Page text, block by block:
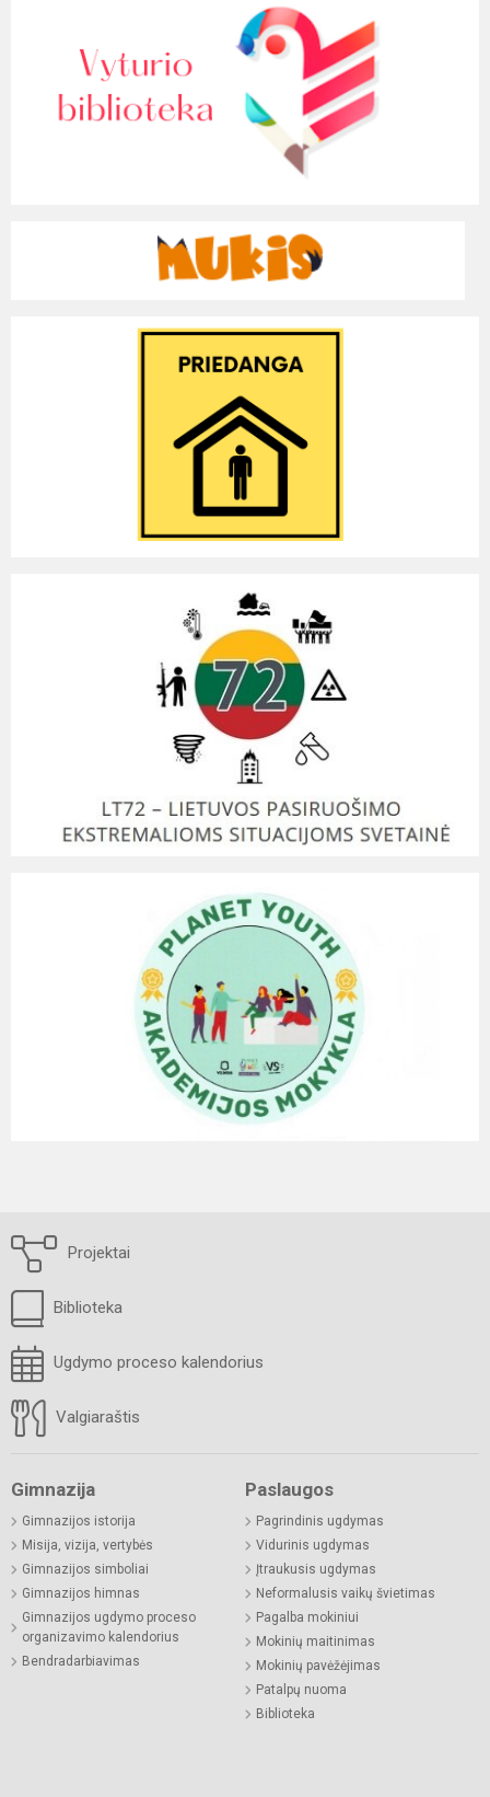
Projektai
Biblioteka
Ugdymo proceso kalendorius
Valgiaraštis
Gimnazija
Gimnazijos istorija
Misija, vizija, vertybės
Gimnazijos simboliai
Gimnazijos himnas
Gimnazijos ugdymo proceso
organizavimo kalendorius
Bendradarbiavimas
Paslaugos
Pagrindinis ugdymas
Vidurinis ugdymas
Įtraukusis ugdymas
Neformalusis vaikų švietimas
Pagalba mokiniui
Mokinių maitinimas
Mokinių pavėžėjimas
Patalpų nuoma
Biblioteka